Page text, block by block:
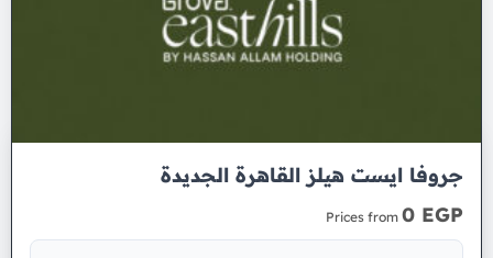
جروفا ايست هيلز القاهرة الجديدة
Prices from 0 EGP